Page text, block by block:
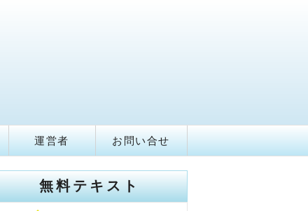
運営者 お問い合せ
無料テキスト